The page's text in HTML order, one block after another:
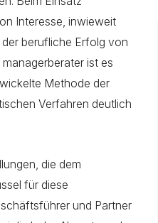
Interesse, inwieweit
berufliche Erfolg von
ist es
Methode der
Verfahren deutlich
die dem
für diese
und Partner